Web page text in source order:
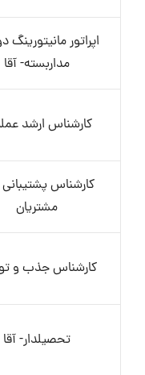
اپراتور مانیتورینگ
مداربسته- آقا
کارشناس ارشد
کارشناس پشتیبانی
مشتریان
کارشناس جذب و
تحصیلدار- آقا